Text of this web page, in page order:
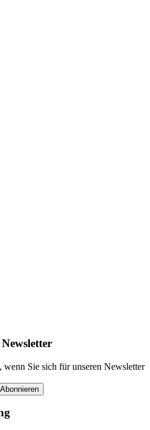
Sie sich für unseren Newsletter
Abonnieren